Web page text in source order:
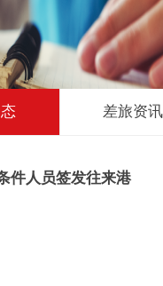
差旅资讯
件人员签发往来港